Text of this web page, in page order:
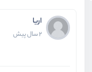
اریا
2 سال پیش